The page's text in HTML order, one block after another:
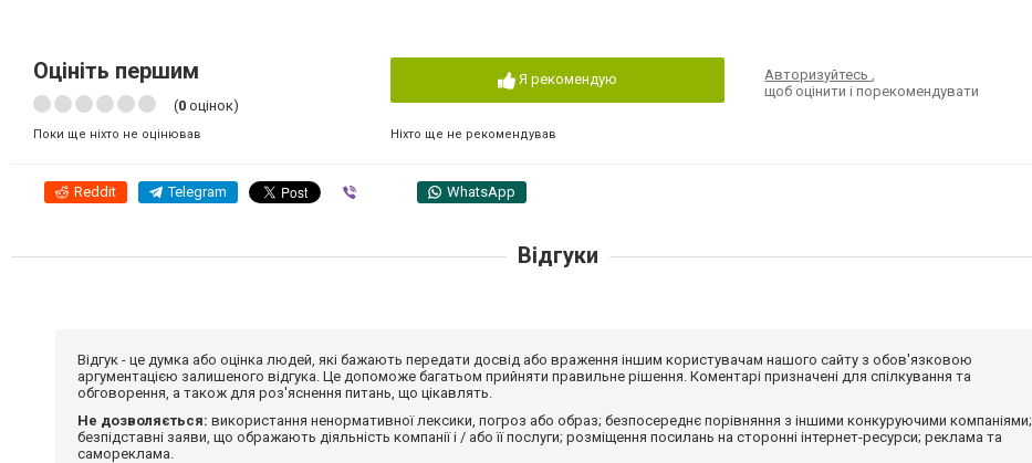
Оцініть першим
(0 оцінок)
Поки ще ніхто не оцінював
Я рекомендую
Ніхто ще не рекомендував
Авторизуйтесь,
щоб оцінити і порекомендувати
Reddit Telegram WhatsApp
Відгуки
Відгук - це думка або оцінка людей, які бажають передати досвід або враження іншим користувачам нашого сайту з обов'язковою
аргументацією залишеного відгука. Це допоможе багатьом прийняти правильне рішення. Коментарі призначені для спілкування та
обговорення, а також для роз'яснення питань, що цікавлять.
Не дозволяється: використання ненормативної лексики, погроз або образ; безпосереднє порівняння з іншими конкуруючими компаніями;
безпідставні заяви, що ображають діяльність компанії і / або її послуги; розміщення посилань на сторонні інтернет-ресурси; реклама та
самореклама.